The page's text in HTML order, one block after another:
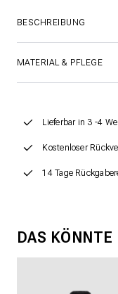
BESCHREIBUNG
MATERIAL & PFLEGE
Lieferbar in 3 -4
Kostenloser
14 Tage
DAS KÖNNTE